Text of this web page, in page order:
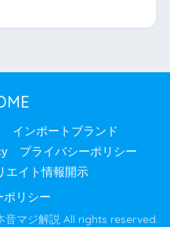
インポートブランド
プライバシーポリシー
エイト情報開示
ポリシー
マジ解説 All rights reserved.